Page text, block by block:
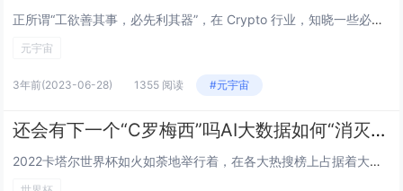
正所谓“工欲善其事，必先利其器”，在 Crypto 行业，知晓一些必备的工具会让你在市场观察、空投挖掘、投资分析等方面快人一步。 根据使用场景的不同，汇总了近20个免费且好用的工具类网站，希望能给大家带来帮助，以下内容仅供学习，请大家根据...
元宇宙
3年前(2023-06-28) 1355 阅读 #元宇宙
还会有下一个“C罗梅西”吗AI大数据如何“消灭”体育巨星
2022卡塔尔世界杯如火如荼地举行着，在各大热搜榜上占据着大家的视线，其中足球名将梅西、C罗等更是球迷们关注的重点，凡是有他们出场的比赛，有关他们的词条都“噌噌”上了热搜，足以看出这些球星的...